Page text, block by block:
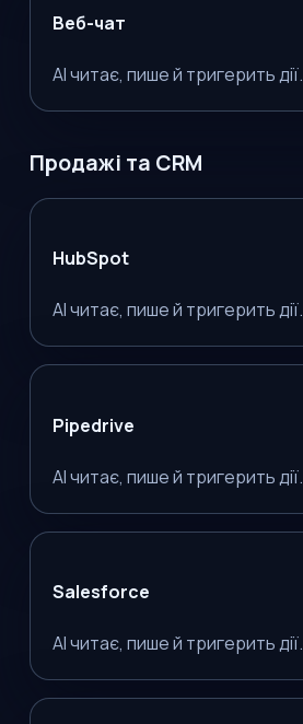
Веб-чат
AI читає, пише й тригерить дії.
Продажі та CRM
HubSpot
AI читає, пише й тригерить дії.
Pipedrive
AI читає, пише й тригерить дії.
Salesforce
AI читає, пише й тригерить дії.